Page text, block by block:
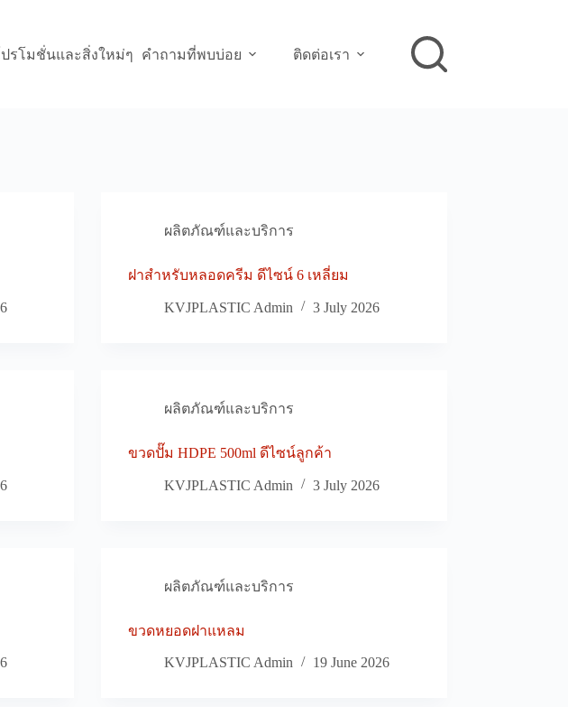
รโมชั่นและสิ่งใหม่ๆ คำถามที่พบบ่อย ติดต่อเรา
ผลิตภัณฑ์และบริการ
ฝาสำหรับหลอดครีม ดีไซน์ 6 เหลี่ยม
KVJPLASTIC Admin 3 July 2026
ผลิตภัณฑ์และบริการ
ขวดปั๊ม HDPE 500ml ดีไซน์ลูกค้า
KVJPLASTIC Admin 3 July 2026
ผลิตภัณฑ์และบริการ
ขวดหยอดฝาแหลม
KVJPLASTIC Admin 19 June 2026